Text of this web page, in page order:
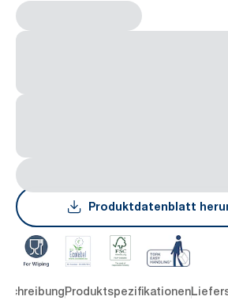
Produktdatenblatt
Produktspezifikationen